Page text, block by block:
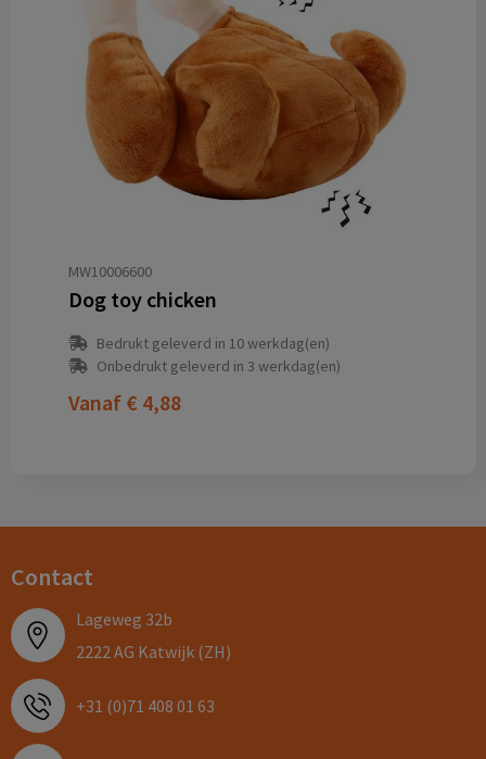
MW10006600
Dog toy chicken
Bedrukt geleverd in 10 werkdag(en)
Onbedrukt geleverd in 3 werkdag(en)
Vanaf € 4,88
Contact
Lageweg 32b
2222 AG Katwijk (ZH)
+31 (0)71 408 01 63